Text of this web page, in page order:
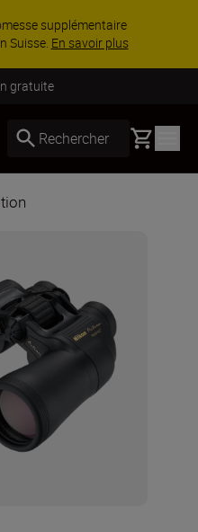
supplémentaire
Suisse. En savoir plus
gratuite
Rechercher Basket